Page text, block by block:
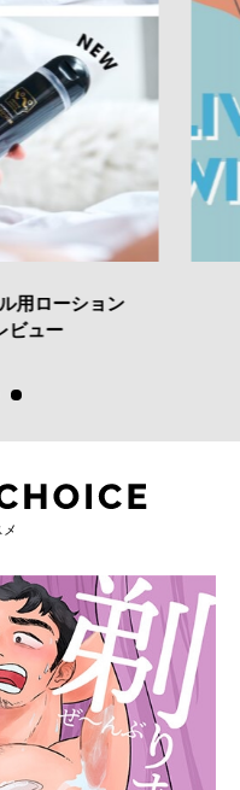
用ローション
ビュー